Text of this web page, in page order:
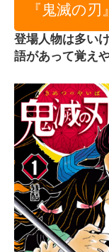
『鬼滅の
登場人物は多い
語があって覚え